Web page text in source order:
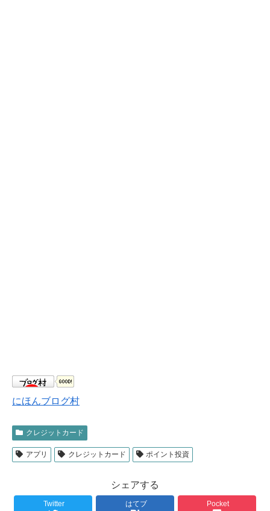
にほんブログ村
クレジットカード
アプリ クレジットカード ポイント投資
シェアする
Twitter はてブ Pocket